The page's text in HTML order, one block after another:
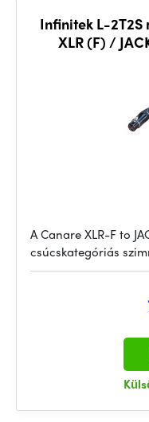
Infinitek L-
XLR (F) /
A Canare XLR-F to
csúcskategóriás